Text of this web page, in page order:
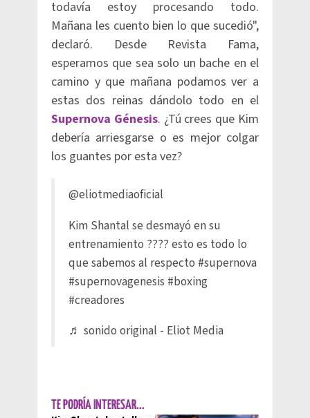
todavía estoy procesando todo.
Mañana les cuento bien lo que sucedió",
declaró. Desde Revista Fama,
esperamos que sea solo un bache en el
camino y que mañana podamos ver a
estas dos reinas dándolo todo en el
Supernova Génesis. ¿Tú crees que Kim
debería arriesgarse o es mejor colgar
los guantes por esta vez?
@eliotmediaoficial
Kim Shantal se desmayó en su
entrenamiento ???? esto es todo lo
que sabemos al respecto #supernova
#supernovagenesis #boxing
#creadores
♬ sonido original - Eliot Media
TE PODRÍA INTERESAR...